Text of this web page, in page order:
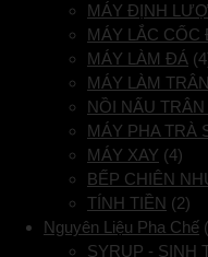
MÁY ĐỊNH
MÁY LẮC CỐC
MÁY LÀM ĐÁ
MÁY LÀM
NỒI NẤU
MÁY PHA TRÀ
MÁY XAY (4)
BẾP CHIÊN
TÍNH TIỀN (2)
Nguyên Liệu Pha Chế
SYRUP - SINH